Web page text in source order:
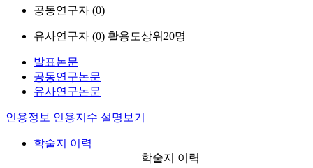
공동연구자 (0)
유사연구자 (0) 활용도상위20명
발표논문
공동연구논문
유사연구논문
인용정보 인용지수 설명보기
학술지 이력
학술지 이력